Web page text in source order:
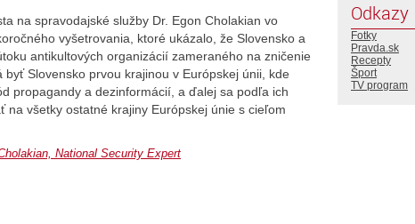
na spravodajské služby Dr. Egon Cholakian vo
vyšetrovania, ktoré ukázalo, že Slovensko a
antikultových organizácií zameraného na zničenie
Slovensko prvou krajinou v Európskej únii, kde
propagandy a dezinformácií, a ďalej sa podľa ich
všetky ostatné krajiny Európskej únie s cieľom
National Security Expert
Odkazy
Fotky
Pravda.sk
Recepty
Šport
TV program